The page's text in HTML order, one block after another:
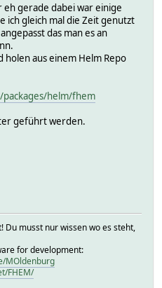
gerade dabei war einige
ich gleich mal die Zeit genutzt
das man es an
holen aus einem Helm Repo
helm/fhem
geführt werden.
Du musst nur wissen wo es steht,
for development:
MOldenburg
FHEM/